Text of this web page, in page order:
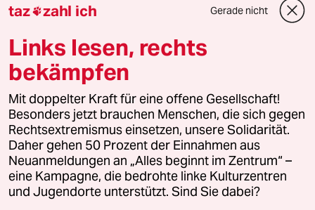
Downloads für Abonnierende
© 2026 taz Verlags und Vertriebs GmbH
Alle Rechte vorbehalten. Bei rechtlichen Fragen oder für Genehmigungen
wenden Sie sich bitte an
lizenzen@taz.de
Feedback Redaktionsstatut Kommune-Richtlinien
Leitlinie Informant Datenschutz Impressum AGB
taz zahl ich Gerade nicht
Links lesen, rechts
bekämpfen
Mit doppelter Kraft für eine offene Gesellschaft!
Besonders jetzt brauchen Menschen, die sich gegen
Rechtsextremismus einsetzen, unsere Solidarität.
Daher gehen 50 Prozent der Einnahmen aus
Neuanmeldungen an „Alles beginnt im Zentrum“ –
eine Kampagne, die bedrohte linke Kulturzentren
und Jugendorte unterstützt. Sind Sie dabei?